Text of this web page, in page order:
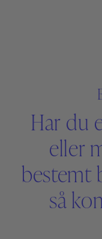
Har du
eller
bestemt
så